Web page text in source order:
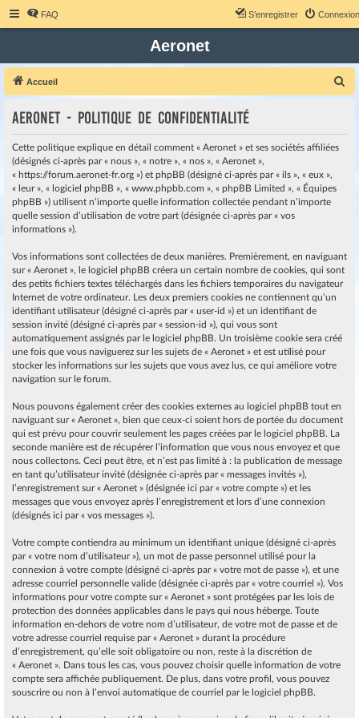
FAQ Connexion
S’enregistrer
Aeronet
Accueil
r
Aeronet - Politique de confidentialité
Cette politique explique en détail comment « Aeronet » et ses sociétés affiliées
(désignés ci-après par « nous », « notre », « nos », « Aeronet »,
« https://forum.aeronet-fr.org ») et phpBB (désigné ci-après par « ils », « eux »,
« leur », « logiciel phpBB », « www.phpbb.com », « phpBB Limited », « Équipes
phpBB ») utilisent n’importe quelle information collectée pendant n’importe
quelle session d’utilisation de votre part (désignée ci-après par « vos
informations »).
Vos informations sont collectées de deux manières. Premièrement, en naviguant
sur « Aeronet », le logiciel phpBB créera un certain nombre de cookies, qui sont
des petits fichiers textes téléchargés dans les fichiers temporaires du navigateur
Internet de votre ordinateur. Les deux premiers cookies ne contiennent qu’un
identifiant utilisateur (désigné ci-après par « user-id ») et un identifiant de
session invité (désigné ci-après par « session-id »), qui vous sont
automatiquement assignés par le logiciel phpBB. Un troisième cookie sera créé
une fois que vous naviguerez sur les sujets de « Aeronet » et est utilisé pour
stocker les informations sur les sujets que vous avez lus, ce qui améliore votre
navigation sur le forum.
Nous pouvons également créer des cookies externes au logiciel phpBB tout en
naviguant sur « Aeronet », bien que ceux-ci soient hors de portée du document
qui est prévu pour couvrir seulement les pages créées par le logiciel phpBB. La
seconde manière est de récupérer l’information que vous nous envoyez et que
nous collectons. Ceci peut être, et n’est pas limité à : la publication de message
en tant qu’utilisateur invité (désignée ci-après par « messages invités »),
l’enregistrement sur « Aeronet » (désignée ici par « votre compte ») et les
messages que vous envoyez après l’enregistrement et lors d’une connexion
(désignés ici par « vos messages »).
Votre compte contiendra au minimum un identifiant unique (désigné ci-après
par « votre nom d’utilisateur »), un mot de passe personnel utilisé pour la
connexion à votre compte (désigné ci-après par « votre mot de passe »), et une
adresse courriel personnelle valide (désignée ci-après par « votre courriel »). Vos
informations pour votre compte sur « Aeronet » sont protégées par les lois de
protection des données applicables dans le pays qui nous héberge. Toute
information en-dehors de votre nom d’utilisateur, de votre mot de passe et de
votre adresse courriel requise par « Aeronet » durant la procédure
d’enregistrement, qu’elle soit obligatoire ou non, reste à la discrétion de
« Aeronet ». Dans tous les cas, vous pouvez choisir quelle information de votre
compte sera affichée publiquement. De plus, dans votre profil, vous pouvez
souscrire ou non à l’envoi automatique de courriel par le logiciel phpBB.